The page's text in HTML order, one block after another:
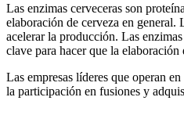
Las enzimas cerveceras son
elaboración de cerveza en general.
acelerar la producción. Las
clave para hacer que la
Las empresas líderes que operan
la participación en fusiones y